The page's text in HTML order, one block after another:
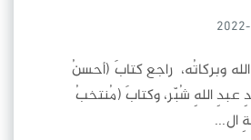
وبركاتُه، راجع كتابَ (أحسنُ
عبدِ اللهِ شُبّر، وكتابَ (مُنتخبُ
ال...